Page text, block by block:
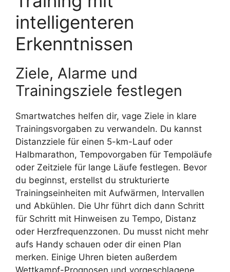
intelligenteren
Erkenntnissen
Ziele, Alarme und
Trainingsziele festlegen
Smartwatches helfen dir, vage Ziele in klare
Trainingsvorgaben zu verwandeln. Du kannst
Distanzziele für einen 5-km-Lauf oder
Halbmarathon, Tempovorgaben für Tempoläufe
oder Zeitziele für lange Läufe festlegen. Bevor
du beginnst, erstellst du strukturierte
Trainingseinheiten mit Aufwärmen, Intervallen
und Abkühlen. Die Uhr führt dich dann Schritt
für Schritt mit Hinweisen zu Tempo, Distanz
oder Herzfrequenzzonen. Du musst nicht mehr
aufs Handy schauen oder dir einen Plan
merken. Einige Uhren bieten außerdem